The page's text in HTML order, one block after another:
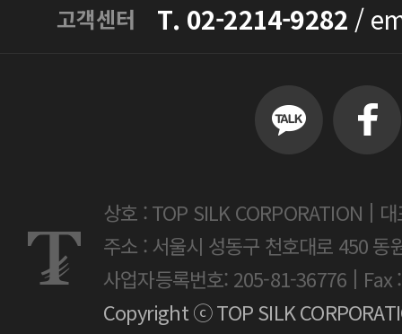
고객센터 T. 02-2214-9282 /
상호 : TOP SILK CORPORATION |
주소 : 서울시 성동구 천호대로 450 동
사업자등록번호: 205-81-36776 | Fax
Copyright ⓒ TOP SILK